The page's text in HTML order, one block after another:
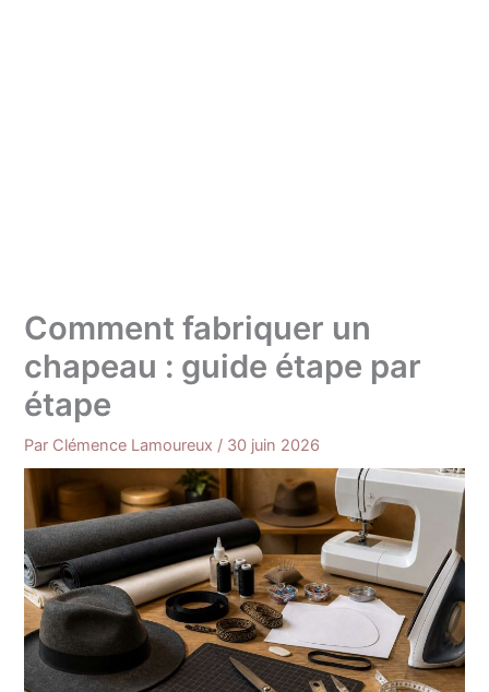
Comment fabriquer un
chapeau : guide étape par
étape
Par Clémence Lamoureux / 30 juin 2026